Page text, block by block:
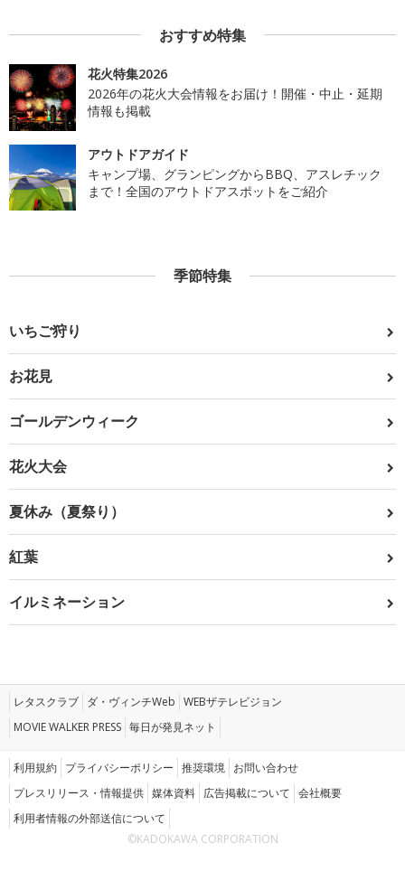
おすすめ特集
花火特集2026
2026年の花火大会情報をお届け！開催・中止・延期
情報も掲載
アウトドアガイド
キャンプ場、グランピングからBBQ、アスレチック
まで！全国のアウトドアスポットをご紹介
季節特集
いちご狩り
お花見
ゴールデンウィーク
花火大会
夏休み（夏祭り）
紅葉
イルミネーション
レタスクラブ ダ・ヴィンチWeb WEBザテレビジョン
MOVIE WALKER PRESS 毎日が発見ネット
利用規約 プライバシーポリシー 推奨環境 お問い合わせ
プレスリリース・情報提供 媒体資料 広告掲載について 会社概要
利用者情報の外部送信について
©KADOKAWA CORPORATION